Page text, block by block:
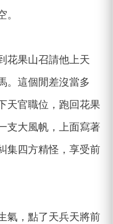
花果山召請他上天
。這個閒差沒當多
天官職位，跑回花果
支大風帆，上面寫著
集四方精怪，享受前
氣，點了天兵天將前